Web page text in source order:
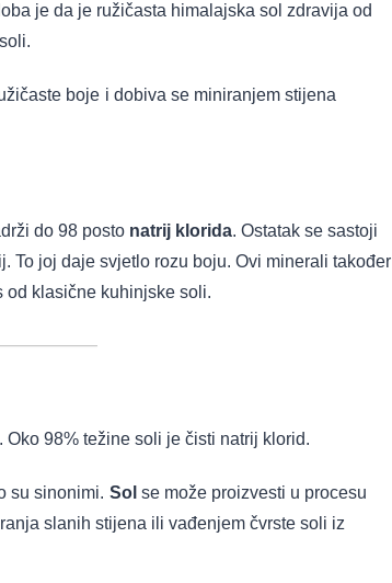
je da je ružičasta himalajska sol zdravija od
boje i dobiva se miniranjem stijena
do 98 posto natrij klorida. Ostatak se sastoji
To joj daje svjetlo rozu boju. Ovi minerali također
od klasične kuhinjske soli.
98% težine soli je čisti natrij klorid.
su sinonimi. Sol se može proizvesti u procesu
slanih stijena ili vađenjem čvrste soli iz